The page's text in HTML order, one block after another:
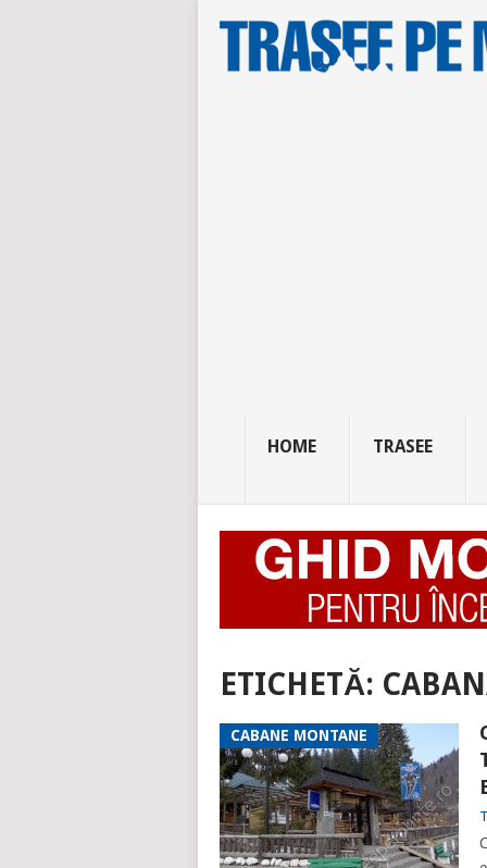
HOME TRASEE
ETICHETĂ:
CABANE MONTANE